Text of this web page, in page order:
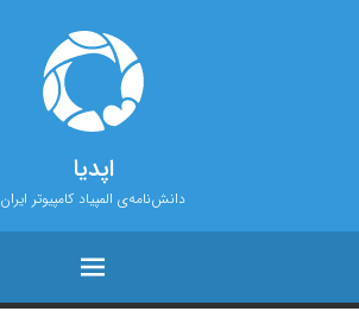
اپدیا
دانش‌نامه‌ی المپیاد کامپیوتر ایران